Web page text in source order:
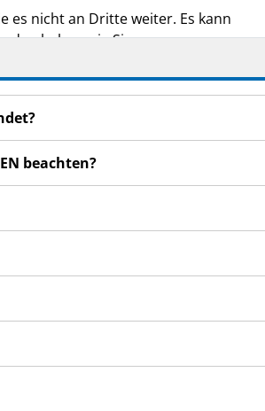
es nicht an Dritte weiter. Es kann
haben wie Sie.
Siehe Abschnitt 4.
beachten?